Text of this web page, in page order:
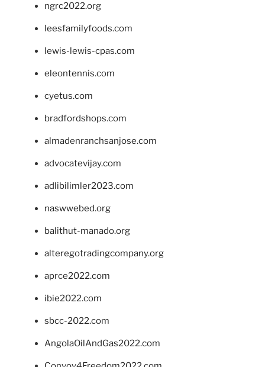
ngrc2022.org
leesfamilyfoods.com
lewis-lewis-cpas.com
eleontennis.com
cyetus.com
bradfordshops.com
almadenranchsanjose.com
advocatevijay.com
adlibilimler2023.com
naswwebed.org
balithut-manado.org
alteregotradingcompany.org
aprce2022.com
ibie2022.com
sbcc-2022.com
AngolaOilAndGas2022.com